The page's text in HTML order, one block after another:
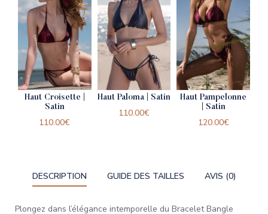
Haut Croisette |
Satin
110.00€
Haut Paloma | Satin
110.00€
Haut Pampelonne
| Satin
120.00€
DESCRIPTION GUIDE DES TAILLES AVIS (0)
Plongez dans l’élégance intemporelle du Bracelet Bangle